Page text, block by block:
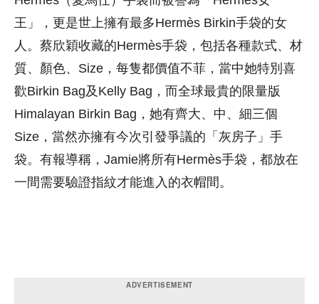
王」，更是世上擁有最多Hermès Birkin手袋的女
人。蔡欣穎收藏的Hermès手袋，包括各種款式、材
質、顏色、Size，每隻都價值不菲，當中她特別喜
歡Birkin Bag及Kelly Bag，而全球最貴的限量版
Himalayan Birkin Bag，她有齊大、中、細三個
Size，當然亦擁有今次引發爭議的「灰房子」手
袋。有報導稱，Jamie將所有Hermès手袋，都放在
一間需要驗證指紋才能進入的衣帽間。